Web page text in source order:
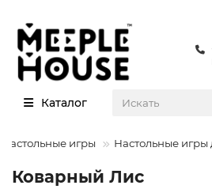
Каталог
Настольные игры Настольные игры
Коварный Лис